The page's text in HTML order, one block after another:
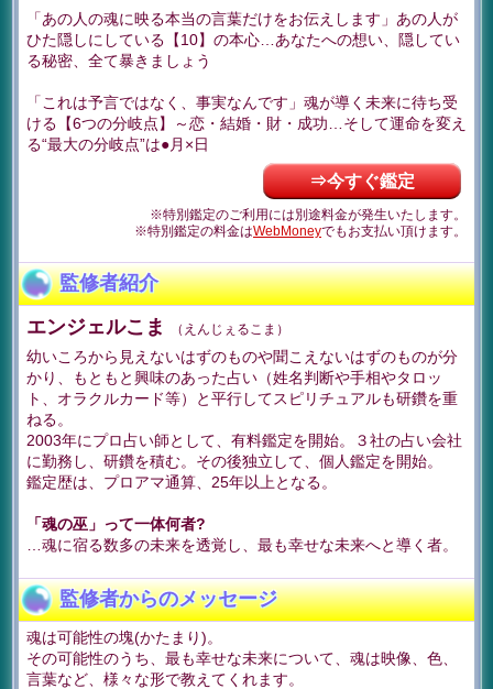
「あの人の魂に映る本当の言葉だけをお伝えします」あの人が
ひた隠しにしている【10】の本心…あなたへの想い、隠してい
る秘密、全て暴きましょう
「これは予言ではなく、事実なんです」魂が導く未来に待ち受
ける【6つの分岐点】～恋・結婚・財・成功…そして運命を変え
る“最大の分岐点”は●月×日
⇒今すぐ鑑定
※特別鑑定のご利用には別途料金が発生いたします。
※特別鑑定の料金はWebMoneyでもお支払い頂けます。
監修者紹介
エンジェルこま （えんじぇるこま）
幼いころから見えないはずのものや聞こえないはずのものが分
かり、もともと興味のあった占い（姓名判断や手相やタロッ
ト、オラクルカード等）と平行してスピリチュアルも研鑽を重
ねる。
2003年にプロ占い師として、有料鑑定を開始。３社の占い会社
に勤務し、研鑽を積む。その後独立して、個人鑑定を開始。
鑑定歴は、プロアマ通算、25年以上となる。
「魂の巫」って一体何者?
…魂に宿る数多の未来を透覚し、最も幸せな未来へと導く者。
監修者からのメッセージ
魂は可能性の塊(かたまり)。
その可能性のうち、最も幸せな未来について、魂は映像、色、
言葉など、様々な形で教えてくれます。